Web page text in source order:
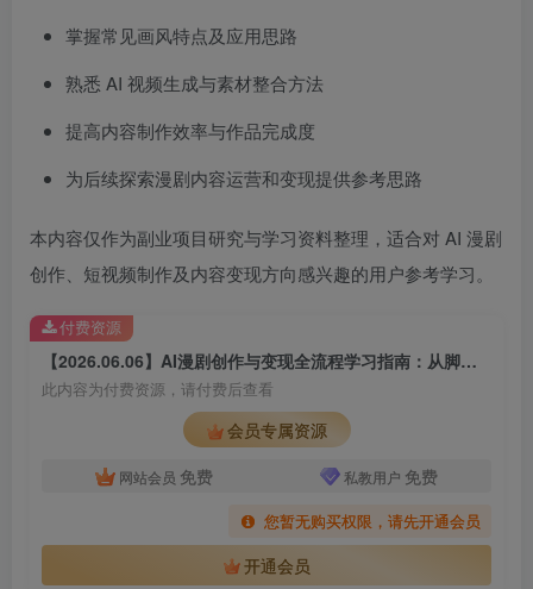
掌握常见画风特点及应用思路
熟悉 AI 视频生成与素材整合方法
提高内容制作效率与作品完成度
为后续探索漫剧内容运营和变现提供参考思路
本内容仅作为副业项目研究与学习资料整理，适合对 AI 漫剧
创作、短视频制作及内容变现方向感兴趣的用户参考学习。
【2026.06.06】AI漫剧创作与变现全流程学习指南：从脚本构思到成片制作
此内容为付费资源，请付费后查看
会员专属资源
网站会员 免费 私教用户 免费
您暂无购买权限，请先开通会员
开通会员
付费资源